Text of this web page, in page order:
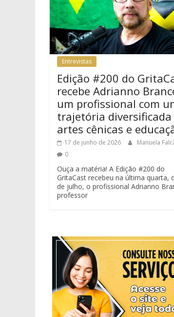
Entrevistas
Edição #200 do
recebe Adrianno
um profissional com
trajetória diversificada
artes cênicas e
17 de junho de 2026
Manuela
0
Ouça a matéria! A Edição #200 do
GritaCast recebeu na última quarta,
de julho, o profissional Adrianno
professor